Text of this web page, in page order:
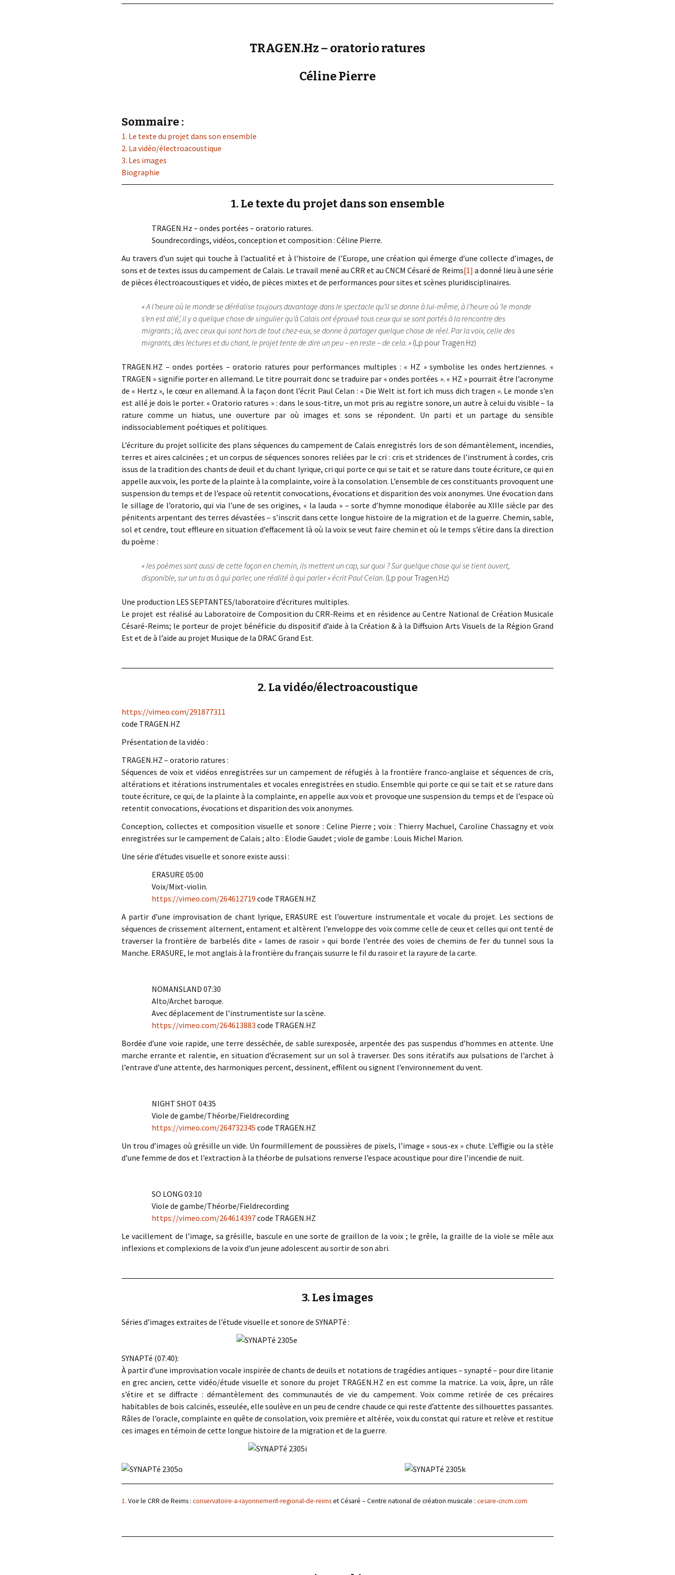
TRAGEN.Hz – oratorio ratures
Céline Pierre
Sommaire :
1. Le texte du projet dans son ensemble
2. La vidéo/électroacoustique
3. Les images
Biographie
1. Le texte du projet dans son ensemble
TRAGEN.Hz – ondes portées – oratorio ratures.
Soundrecordings, vidéos, conception et composition : Céline Pierre.
Au travers d’un sujet qui touche à l’actualité et à l’histoire de l’Europe, une création qui émerge d’une collecte d’images, de
sons et de textes issus du campement de Calais. Le travail mené au CRR et au CNCM Césaré de Reims[1] a donné lieu à une série
de pièces électroacoustiques et vidéo, de pièces mixtes et de performances pour sites et scènes pluridisciplinaires.
« A l’heure où le monde se déréalise toujours davantage dans le spectacle qu’il se donne à lui-même, à l’heure où ‘le monde
s’en est allé’, il y a quelque chose de singulier qu’à Calais ont éprouvé tous ceux qui se sont portés à la rencontre des
migrants ; là, avec ceux qui sont hors de tout chez-eux, se donne à partager quelque chose de réel. Par la voix, celle des
migrants, des lectures et du chant, le projet tente de dire un peu – en reste – de cela. » (Lp pour Tragen.Hz)
TRAGEN.HZ – ondes portées – oratorio ratures pour performances multiples : « HZ » symbolise les ondes hertziennes. «
TRAGEN » signifie porter en allemand. Le titre pourrait donc se traduire par « ondes portées ». « HZ » pourrait être l’acronyme
de « Hertz », le cœur en allemand. À la façon dont l’écrit Paul Celan : « Die Welt ist fort ich muss dich tragen ». Le monde s’en
est allé je dois le porter. « Oratorio ratures » : dans le sous-titre, un mot pris au registre sonore, un autre à celui du visible – la
rature comme un hiatus, une ouverture par où images et sons se répondent. Un parti et un partage du sensible
indissociablement poétiques et politiques.
L’écriture du projet sollicite des plans séquences du campement de Calais enregistrés lors de son démantèlement, incendies,
terres et aires calcinées ; et un corpus de séquences sonores reliées par le cri : cris et stridences de l’instrument à cordes, cris
issus de la tradition des chants de deuil et du chant lyrique, cri qui porte ce qui se tait et se rature dans toute écriture, ce qui en
appelle aux voix, les porte de la plainte à la complainte, voire à la consolation. L’ensemble de ces constituants provoquent une
suspension du temps et de l’espace où retentit convocations, évocations et disparition des voix anonymes. Une évocation dans
le sillage de l’oratorio, qui via l’une de ses origines, « la lauda » – sorte d’hymne monodique élaborée au XIIIe siècle par des
pénitents arpentant des terres dévastées – s’inscrit dans cette longue histoire de la migration et de la guerre. Chemin, sable,
sol et cendre, tout effleure en situation d’effacement là où la voix se veut faire chemin et où le temps s’étire dans la direction
du poème :
« les poèmes sont aussi de cette façon en chemin, ils mettent un cap, sur quoi ? Sur quelque chose qui se tient ouvert,
disponible, sur un tu as à qui parler, une réalité à qui parler » écrit Paul Celan. (Lp pour Tragen.Hz)
Une production LES SEPTANTES/laboratoire d’écritures multiples.
Le projet est réalisé au Laboratoire de Composition du CRR-Reims et en résidence au Centre National de Création Musicale
Césaré-Reims; le porteur de projet bénéficie du dispositif d’aide à la Création & à la Diffsuion Arts Visuels de la Région Grand
Est et de à l’aide au projet Musique de la DRAC Grand Est.
2. La vidéo/électroacoustique
https://vimeo.com/291877311
code TRAGEN.HZ
Présentation de la vidéo :
TRAGEN.HZ – oratorio ratures :
Séquences de voix et vidéos enregistrées sur un campement de réfugiés à la frontière franco-anglaise et séquences de cris,
altérations et itérations instrumentales et vocales enregistrées en studio. Ensemble qui porte ce qui se tait et se rature dans
toute écriture, ce qui, de la plainte à la complainte, en appelle aux voix et provoque une suspension du temps et de l’espace où
retentit convocations, évocations et disparition des voix anonymes.
Conception, collectes et composition visuelle et sonore : Celine Pierre ; voix : Thierry Machuel, Caroline Chassagny et voix
enregistrées sur le campement de Calais ; alto : Elodie Gaudet ; viole de gambe : Louis Michel Marion.
Une série d’études visuelle et sonore existe aussi :
ERASURE 05:00
Voix/Mixt-violin.
https://vimeo.com/264612719 code TRAGEN.HZ
A partir d’une improvisation de chant lyrique, ERASURE est l’ouverture instrumentale et vocale du projet. Les sections de
séquences de crissement alternent, entament et altèrent l’enveloppe des voix comme celle de ceux et celles qui ont tenté de
traverser la frontière de barbelés dite « lames de rasoir » qui borde l’entrée des voies de chemins de fer du tunnel sous la
Manche. ERASURE, le mot anglais à la frontière du français susurre le fil du rasoir et la rayure de la carte.
NOMANSLAND 07:30
Alto/Archet baroque.
Avec déplacement de l’instrumentiste sur la scène.
https://vimeo.com/264613883 code TRAGEN.HZ
Bordée d’une voie rapide, une terre desséchée, de sable surexposée, arpentée des pas suspendus d’hommes en attente. Une
marche errante et ralentie, en situation d’écrasement sur un sol à traverser. Des sons itératifs aux pulsations de l’archet à
l’entrave d’une attente, des harmoniques percent, dessinent, effilent ou signent l’environnement du vent.
NIGHT SHOT 04:35
Viole de gambe/Théorbe/Fieldrecording
https://vimeo.com/264732345 code TRAGEN.HZ
Un trou d’images où grésille un vide. Un fourmillement de poussières de pixels, l’image « sous-ex » chute. L’effigie ou la stèle
d’une femme de dos et l’extraction à la théorbe de pulsations renverse l’espace acoustique pour dire l’incendie de nuit.
SO LONG 03:10
Viole de gambe/Théorbe/Fieldrecording
https://vimeo.com/264614397code TRAGEN.HZ
Le vacillement de l’image, sa grésille, bascule en une sorte de graillon de la voix ; le grêle, la graille de la viole se mêle aux
inflexions et complexions de la voix d’un jeune adolescent au sortir de son abri.
3. Les images
Séries d’images extraites de l’étude visuelle et sonore de SYNAPTé :
SYNAPTé (07:40):
À partir d’une improvisation vocale inspirée de chants de deuils et notations de tragédies antiques – synapté – pour dire litanie
en grec ancien, cette vidéo/étude visuelle et sonore du projet TRAGEN.HZ en est comme la matrice. La voix, âpre, un râle
s’étire et se diffracte : démantèlement des communautés de vie du campement. Voix comme retirée de ces précaires
habitables de bois calcinés, esseulée, elle soulève en un peu de cendre chaude ce qui reste d’attente des silhouettes passantes.
Râles de l’oracle, complainte en quête de consolation, voix première et altérée, voix du constat qui rature et relève et restitue
ces images en témoin de cette longue histoire de la migration et de la guerre.
1. Voir le CRR de Reims : conservatoire-a-rayonnement-regional-de-reimset Césaré – Centre national de création musicale : cesare-cncm.com